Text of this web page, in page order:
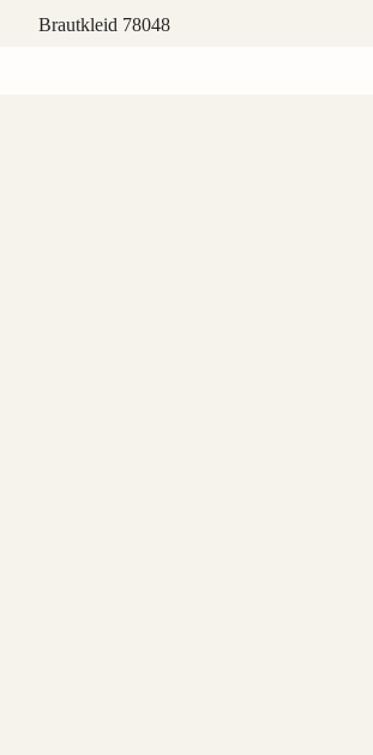
Brautkleid 78048